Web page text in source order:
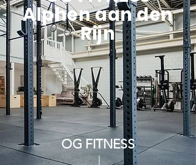
Alphen aan den
Rijn
OG FITNESS